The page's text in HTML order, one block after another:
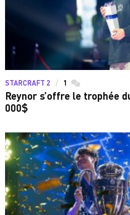
STARCRAFT 2 1 commentaires
Reynor s’offre le trophée
000$